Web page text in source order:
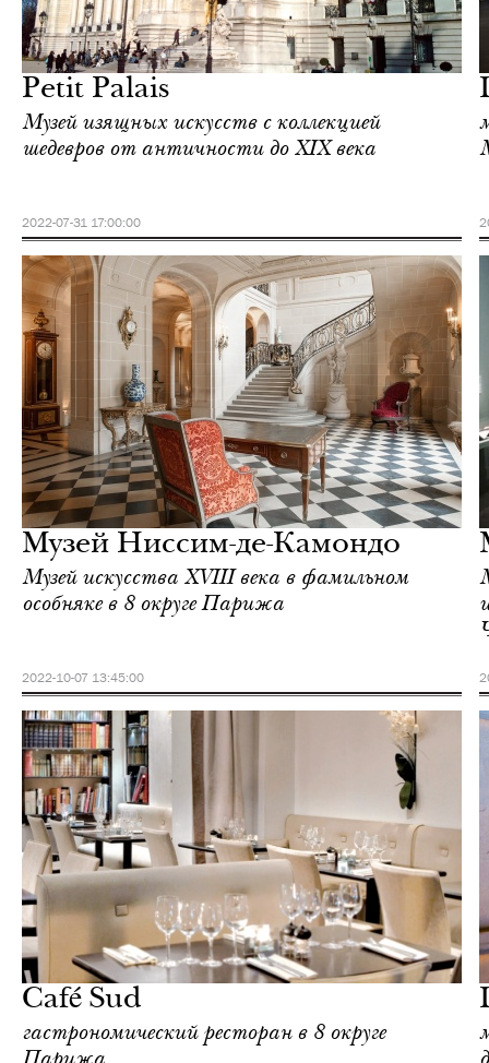
Petit Palais
Музей изящных искусств с коллекцией
шедевров от античности до XIX века
2022-07-31 17:00:00
Музей Ниссим-де-Камондо
Музей искусства XVIII века в фамильном
особняке в 8 округе Парижа
2022-10-07 13:45:00
Café Sud
гастрономический ресторан в 8 округе